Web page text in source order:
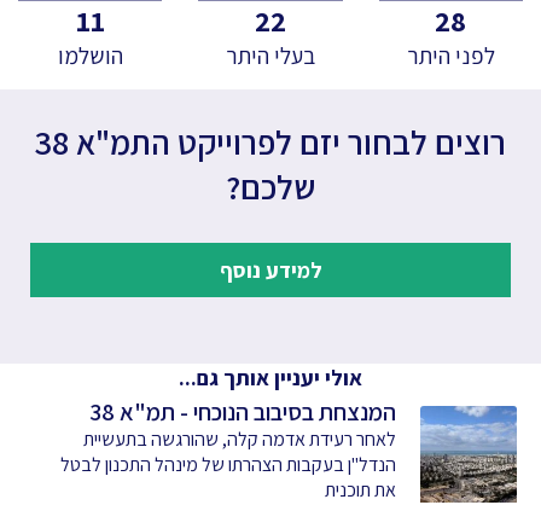
28
לפני היתר
22
בעלי היתר
11
הושלמו
רוצים לבחור יזם לפרוייקט התמ"א 38
שלכם?
למידע נוסף
אולי יעניין אותך גם...
המנצחת בסיבוב הנוכחי - תמ"א 38
לאחר רעידת אדמה קלה, שהורגשה בתעשיית
הנדל"ן בעקבות הצהרתו של מינהל התכנון לבטל
את תוכנית